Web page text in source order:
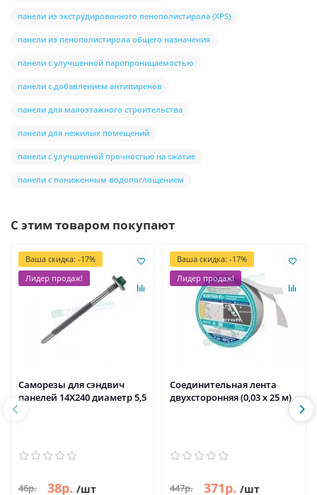
панели из экструдированного пенополистирола (XPS)
панели из пенополистирола общего назначения
панели с улучшенной паропроницаемостью
панели с добавлением антипиренов
панели для малоэтажного строительства
панели для нежилых помещений
панели с улучшенной прочностью на сжатие
панели с пониженным водопоглощением
С этим товаром покупают
Ваша скидка: -17%
Лидер продаж!
Саморезы для сэндвич
панелей 14X240 диаметр 5,5
46р. 38р. /шт
Ваша скидка: -17%
Лидер продаж!
Соединительная лента
двухсторонняя (0,03 х 25 м)
447р. 371р. /шт